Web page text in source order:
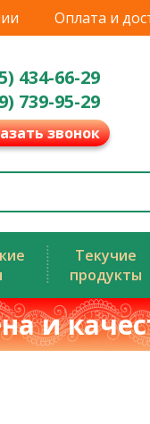
Оплата и
434-66-29
739-95-29
звонок
Текучие
продукты
и